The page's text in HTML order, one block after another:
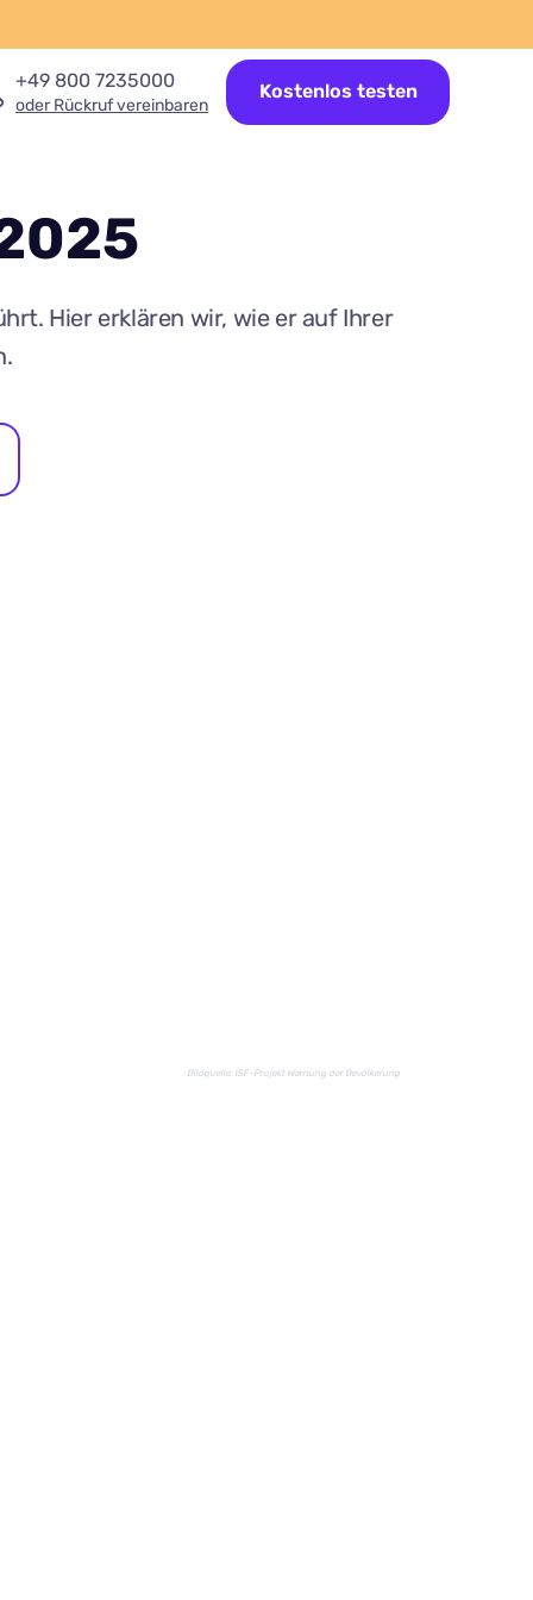
+49 800 7235000
oder Rückruf vereinbaren
Kostenlos testen
Hier erklären wir, wie er auf Ihrer
Bildquelle: ISF-Projekt Warnung der Bevölkerung